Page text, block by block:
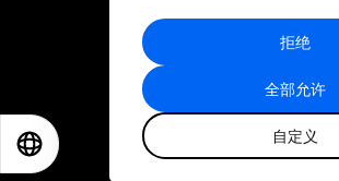
全部允许
自定义
拒绝
站点地图
世界经济论坛